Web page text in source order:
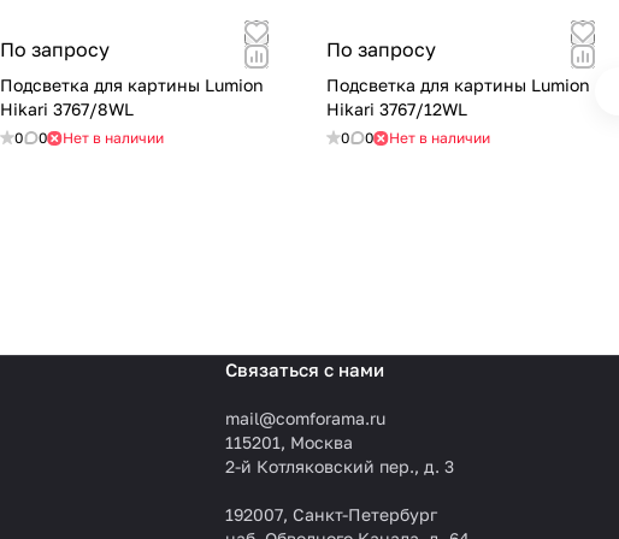
По запросу
Подсветка для картины Lumion
Hikari 3767/8WL
0 0 Нет в наличии
По запросу
Подсветка для картины Lumion
Hikari 3767/12WL
0 0 Нет в наличии
Связаться с нами
mail@comforama.ru
115201, Москва
2-й Котляковский пер., д. 3
192007, Санкт-Петербург